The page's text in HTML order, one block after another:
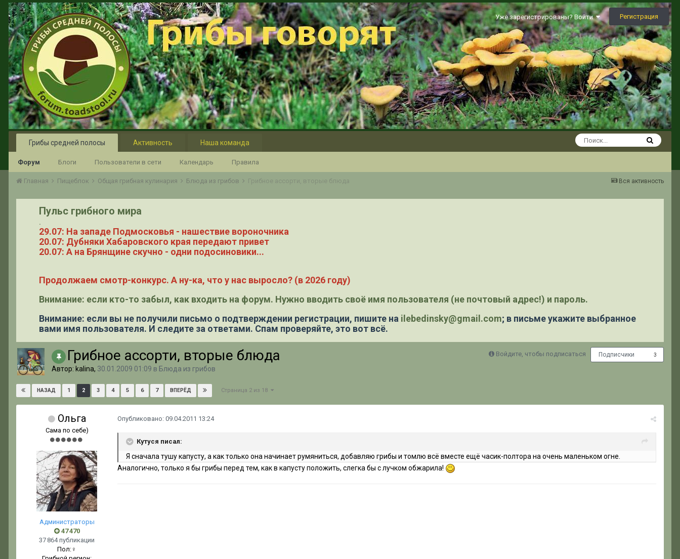
Уже зарегистрированы? Войти Регистрация
Грибы средней полосы
Форум Блоги Пользователи в сети Календарь Правила
Активность Наша команда
Вся активность
Главная Пищеблок Общая грибная кулинария Блюда из грибов Грибное ассорти, вторые блюда
Пульс грибного мира
.
29.07: На западе Подмосковья - нашествие вороночника
20.07: Дубняки Хабаровского края передают привет
20.07: А на Брянщине скучно - одни подосиновики...
Продолжаем смотр-конкурс. А ну-ка, что у нас выросло? (в 2026 году)
Внимание: если кто-то забыл, как входить на форум. Нужно вводить своё имя пользователя (не почтовый адрес!) и пароль.
Внимание: если вы не получили письмо о подтверждении регистрации, пишите на ilebedinsky@gmail.com; в письме укажите выбранное
вами имя пользователя. И следите за ответами. Спам проверяйте, это вот всё.
Войдите, чтобы подписаться Подписчики 3
Грибное ассорти, вторые блюда
Автор: kalina, 30.01.2009 01:09 в Блюда из грибов
НАЗАД 1 2 3 4 5 6 7 ВПЕРЁД Страница 2 из 18
Ольга
Сама по себе)
Администраторы
47 470
37 864 публикации
Пол: ♀
Опубликовано: 09.04.2011 13:24
Кутуся писал:
Я сначала тушу капусту, а как только она начинает румяниться, добавляю грибы и томлю всё вместе ещё часик-полтора на очень маленьком огне.
Аналогично, только я бы грибы перед тем, как в капусту положить, слегка бы с лучком обжарила!